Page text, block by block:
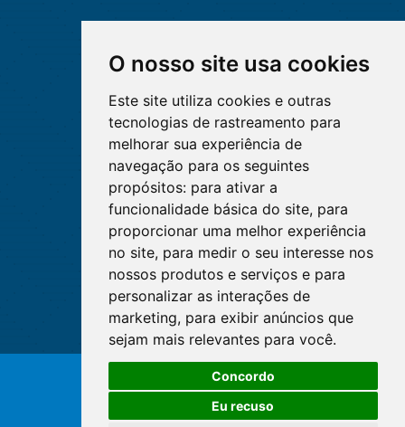
O nosso site usa cookies
Este site utiliza cookies e outras
tecnologias de rastreamento para
melhorar sua experiência de
navegação para os seguintes
propósitos: para ativar a
funcionalidade básica do site, para
proporcionar uma melhor experiência
no site, para medir o seu interesse nos
nossos produtos e serviços e para
personalizar as interações de
marketing, para exibir anúncios que
sejam mais relevantes para você.
Concordo
Eu recuso
© Copyright 2026 - Cofen/CORENs